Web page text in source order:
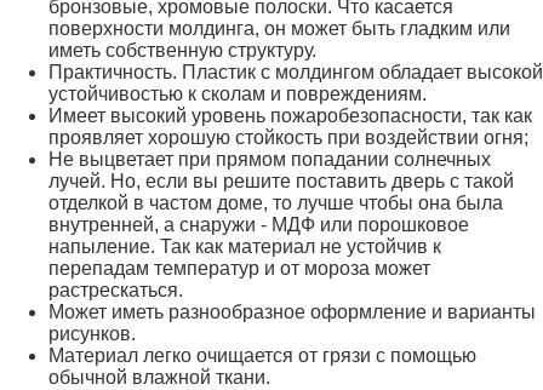
бронзовые, хромовые полоски. Что касается
поверхности молдинга, он может быть гладким или
иметь собственную структуру.
Практичность. Пластик с молдингом обладает высокой
устойчивостью к сколам и повреждениям.
Имеет высокий уровень пожаробезопасности, так как
проявляет хорошую стойкость при воздействии огня;
Не выцветает при прямом попадании солнечных
лучей. Но, если вы решите поставить дверь с такой
отделкой в частом доме, то лучше чтобы она была
внутренней, а снаружи - МДФ или порошковое
напыление. Так как материал не устойчив к
перепадам температур и от мороза может
растрескаться.
Может иметь разнообразное оформление и варианты
рисунков.
Материал легко очищается от грязи с помощью
обычной влажной ткани.